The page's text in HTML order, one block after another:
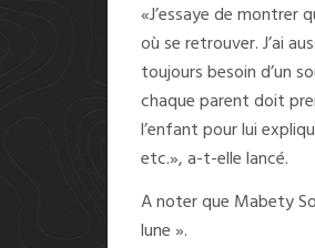
«J’essaye de montrer
où se retrouver. J’ai
toujours besoin d’un
chaque parent doit
l’enfant pour lui
etc.», a-t-elle lancé.
A noter que Mabety
lune ».